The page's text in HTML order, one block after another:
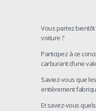
Vous partez
voiture ?
Participez à ce
carburant d’une
Saviez-vous que
entièrement
Et savez-vous